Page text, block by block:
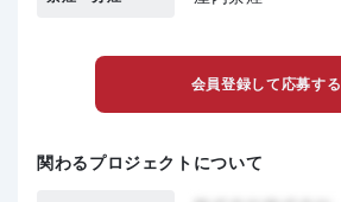
会員登録して応募する
関わるプロジェクトについて